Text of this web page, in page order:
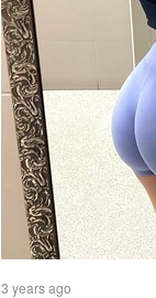
3 years ago